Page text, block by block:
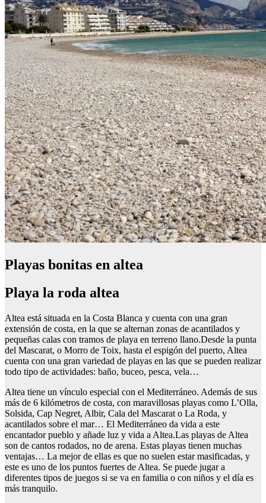
Playas bonitas en altea
Playa la roda altea
Altea está situada en la Costa Blanca y cuenta con una gran
extensión de costa, en la que se alternan zonas de acantilados y
pequeñas calas con tramos de playa en terreno llano.Desde la punta
del Mascarat, o Morro de Toix, hasta el espigón del puerto, Altea
cuenta con una gran variedad de playas en las que se pueden realizar
todo tipo de actividades: baño, buceo, pesca, vela…
Altea tiene un vínculo especial con el Mediterráneo. Además de sus
más de 6 kilómetros de costa, con maravillosas playas como L’Olla,
Solsida, Cap Negret, Albir, Cala del Mascarat o La Roda, y
acantilados sobre el mar… El Mediterráneo da vida a este
encantador pueblo y añade luz y vida a Altea.Las playas de Altea
son de cantos rodados, no de arena. Estas playas tienen muchas
ventajas… La mejor de ellas es que no suelen estar masificadas, y
este es uno de los puntos fuertes de Altea. Se puede jugar a
diferentes tipos de juegos si se va en familia o con niños y el día es
más tranquilo.